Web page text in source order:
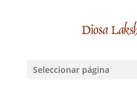
Seleccionar página